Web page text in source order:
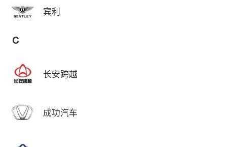
宾利
C
长安跨越
成功汽车